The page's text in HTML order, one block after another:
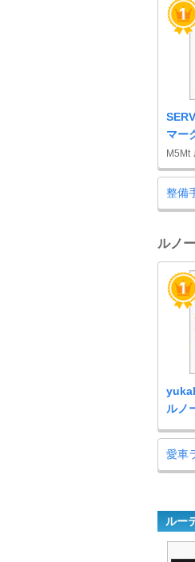
マー
M5Mt
整備
ルノ
ルノ
愛車
ルー